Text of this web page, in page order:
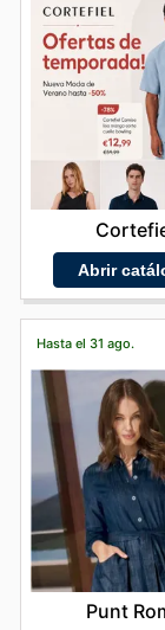
Abrir
Hasta el 31 ago.
Punt